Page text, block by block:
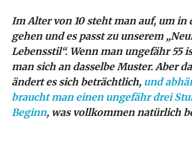
Im Alter von 10 steht man auf, um in
gehen und es passt zu unserem
Lebensstil“. Wenn man ungefähr 55
man sich an dasselbe Muster. Aber
ändert es sich beträchtlich, und
braucht man einen ungefähr drei
Beginn, was vollkommen natürlich